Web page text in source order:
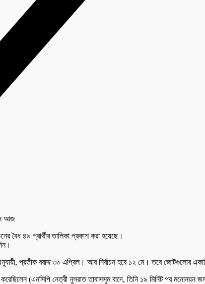
বৈধ ৪৯ প্রার্থীর তালিকা প্রকাশ করা হয়েছে।
প্রতীক বরাদ্দ ৩০ এপ্রিল। আর নির্বাচন হবে ১২ মে। তবে জোটগুলোর একাধিক
(এনসিপি নেত্রী নুসরাত তাবাসসুম বাদে, তিনি ১৯ মিনিট পর